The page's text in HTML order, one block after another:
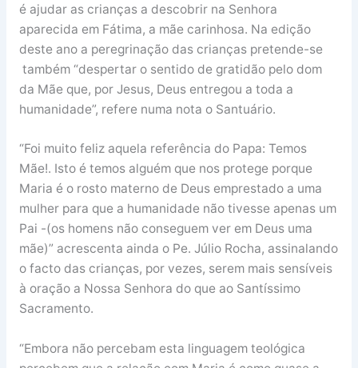
é ajudar as crianças a descobrir na Senhora
aparecida em Fátima, a mãe carinhosa. Na edição
deste ano a peregrinação das crianças pretende-se
também “despertar o sentido de gratidão pelo dom
da Mãe que, por Jesus, Deus entregou a toda a
humanidade”, refere numa nota o Santuário.
“Foi muito feliz aquela referência do Papa: Temos
Mãe!. Isto é temos alguém que nos protege porque
Maria é o rosto materno de Deus emprestado a uma
mulher para que a humanidade não tivesse apenas um
Pai -(os homens não conseguem ver em Deus uma
mãe)” acrescenta ainda o Pe. Júlio Rocha, assinalando
o facto das crianças, por vezes, serem mais sensíveis
à oração a Nossa Senhora do que ao Santíssimo
Sacramento.
“Embora não percebam esta linguagem teológica